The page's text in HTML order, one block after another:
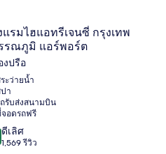
ทพ
ณภูมิ
แรมไฮแอทรีเจนซี่ กรุงเทพ
รณภูมิ แอร์พอร์ต
งปรือ
ะว่ายน้ำ
า
รับส่งสนามบิน
อดรถฟรี
ดีเลิศ
1,569 รีวิว